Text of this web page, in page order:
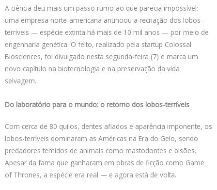
A ciência deu mais um passo rumo ao que parecia impossível:
uma empresa norte-americana anunciou a recriação dos lobos-
terríveis — espécie extinta há mais de 10 mil anos — por meio de
engenharia genética. O feito, realizado pela startup Colossal
Biosciences, foi divulgado nesta segunda-feira (7) e marca um
novo capítulo na biotecnologia e na preservação da vida
selvagem.
Do laboratório para o mundo: o retorno dos lobos-terríveis
Com cerca de 80 quilos, dentes afiados e aparência imponente, os
lobos-terríveis dominaram as Américas na Era do Gelo, sendo
predadores temidos de animais como mastodontes e bisões.
Apesar da fama que ganharam em obras de ficção como Game
of Thrones, a espécie era real — e agora está de volta.